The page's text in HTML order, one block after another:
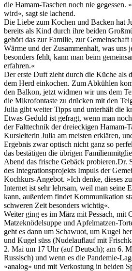
die Hamam-Taschen noch nie gegessen.
wird«, sagt sie lachend.
Die Liebe zum Kochen und Backen hat
bereits als Kind durch ihre beiden
gehört das zur Familie, zur
Wärme und der Zusammenhalt, was uns
besonders fehlt, kann man beim
erfahren.«
Der erste Duft zieht durch die Küche als
dem Herd einkochen. Zum Abkühlen
den Balkon, jetzt widmen wir uns dem
die Mikrofontaste zu drücken mit den
Julia gibt weiter Tipps und unterhält die
Etwas Geduld ist gefragt, wenn man
der Falttechnik der dreieckigen Hamam-
Kursleiterin Julia am meisten erklären,
Ergebnis zwar optisch nicht ganz so
das bestätigen die übrigen
Abend das frische Gebäck probieren.Dr.
des Integrationsprojekts Impuls der
Kochkurs-Angebot. »Ich denke, dieses
Internet ist sehr lehrsam, weil man seine
kann, außerdem findet Kommunikation
schweren Zeit besonders wichtig«.
Weiter ging es im März mit Pessach, mit
Matzeknödelsuppe und Apfelmatzen-
geht es dann um Schawuot, um Kugel
und Kugel süss (Nudelauflauf mit
2. Mai um 17 Uhr (auf Deutsch); am 6.
Russisch) und wenn es die Pandemie-
«analog» und mit Verkostung in beiden